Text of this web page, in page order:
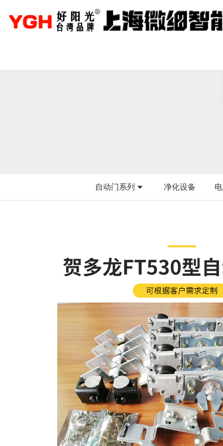
自动门系列 净化设备